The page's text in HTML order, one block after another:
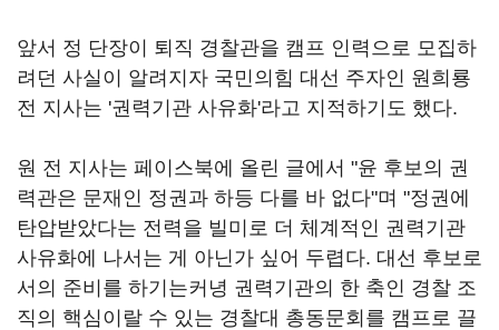
앞서 정 단장이 퇴직 경찰관을 캠프 인력으로 모집하
려던 사실이 알려지자 국민의힘 대선 주자인 원희룡
전 지사는 '권력기관 사유화'라고 지적하기도 했다.
원 전 지사는 페이스북에 올린 글에서 "윤 후보의 권
력관은 문재인 정권과 하등 다를 바 없다"며 "정권에
탄압받았다는 전력을 빌미로 더 체계적인 권력기관
사유화에 나서는 게 아닌가 싶어 두렵다. 대선 후보로
서의 준비를 하기는커녕 권력기관의 한 축인 경찰 조
직의 핵심이랄 수 있는 경찰대 총동문회를 캠프로 끌